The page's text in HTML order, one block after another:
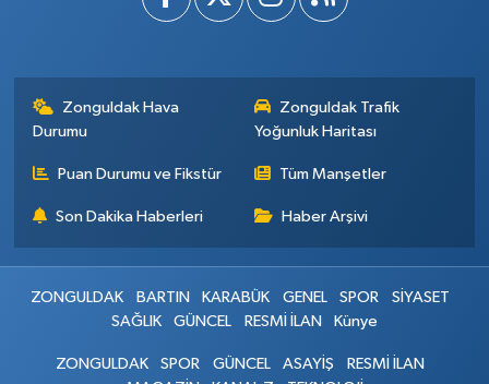
Zonguldak Hava
Durumu
Zonguldak Trafik
Yoğunluk Haritası
Puan Durumu ve Fikstür Tüm Manşetler
Son Dakika Haberleri Haber Arşivi
ZONGULDAK BARTIN KARABÜK GENEL SPOR
SİYASET
SAĞLIK
GÜNCEL RESMİ İLAN Künye
ZONGULDAK SPOR GÜNCEL ASAYİŞ
RESMİ İLAN